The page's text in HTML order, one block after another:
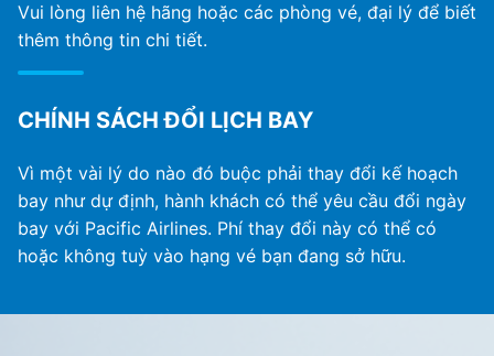
Vui lòng liên hệ hãng hoặc các phòng vé, đại lý để biết
thêm thông tin chi tiết.
CHÍNH SÁCH ĐỔI LỊCH BAY
Vì một vài lý do nào đó buộc phải thay đổi kế hoạch
bay như dự định, hành khách có thể yêu cầu đổi ngày
bay với Pacific Airlines. Phí thay đổi này có thể có
hoặc không tuỳ vào hạng vé bạn đang sở hữu.